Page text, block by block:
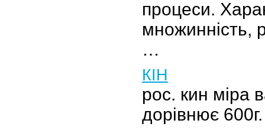
процеси.
множинність,
…
КІН
рос. кин міра
дорівнює 600г.